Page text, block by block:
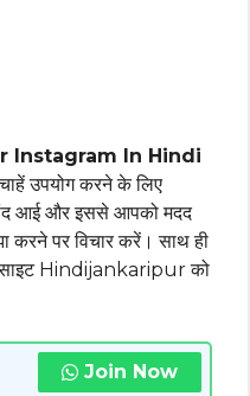
Instagram In Hindi
उपयोग करने के लिए
आई और इससे आपको मदद
करने पर विचार करें। साथ ही
साइट Hindijankaripur को
Join Now